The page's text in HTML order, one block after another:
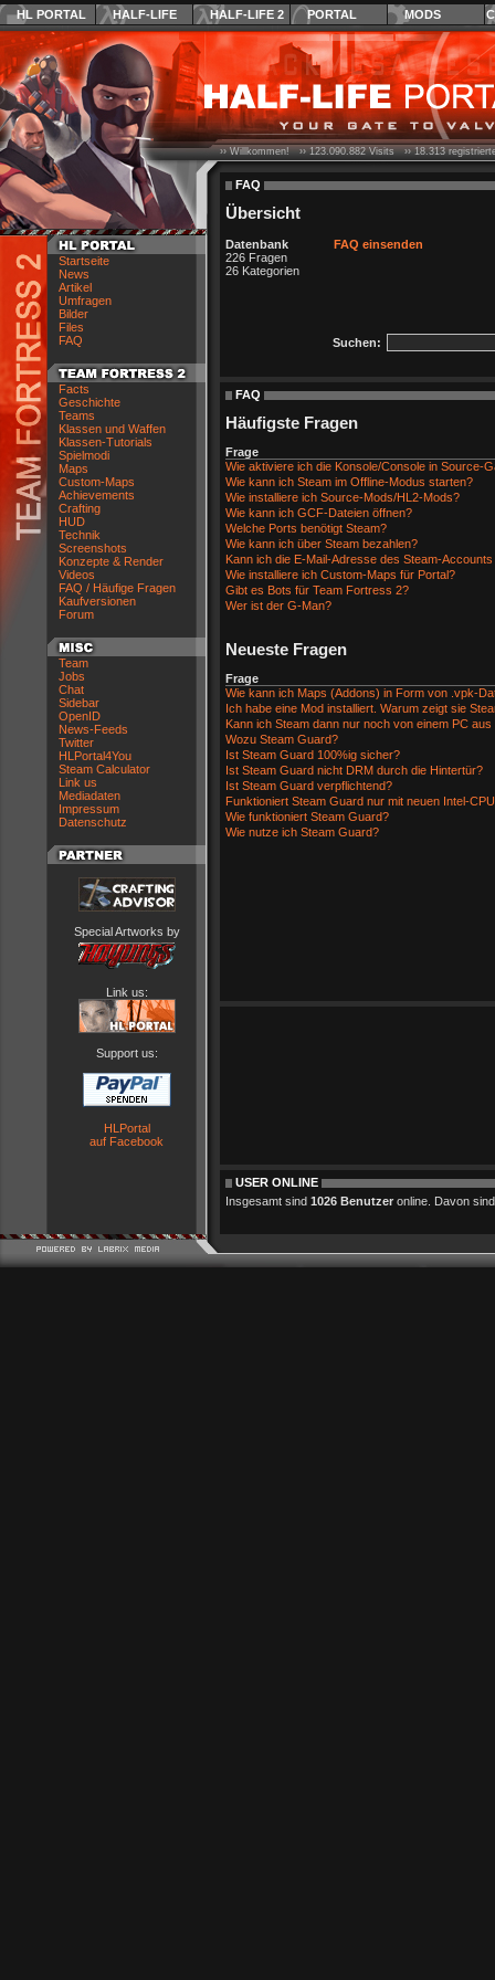
HL PORTAL HALF-LIFE HALF-LIFE 2 PORTAL MODS
Startseite
News
Artikel
Umfragen
Bilder
Files
FAQ
Facts
Geschichte
Teams
Klassen und Waffen
Klassen-Tutorials
Spielmodi
Maps
Custom-Maps
Achievements
Crafting
HUD
Technik
Screenshots
Konzepte & Render
Videos
FAQ / Häufige Fragen
Kaufversionen
Forum
Team
Jobs
Chat
Sidebar
OpenID
News-Feeds
Twitter
HLPortal4You
Steam Calculator
Link us
Mediadaten
Impressum
Datenschutz
Special Artworks by
Link us:
Support us:
HLPortal
auf Facebook
›› Willkommen! ››123.090.882Visits ››18.313
FAQ
Übersicht
Datenbank
FAQ einsenden
226 Fragen
26 Kategorien
Suchen:
FAQ
Häufigste Fragen
Frage
Wie aktiviere ich die Konsole/Console in Source-
Wie kann ich Steam im Offline-Modus starten?
Wie installiere ich Source-Mods/HL2-Mods?
Wie kann ich GCF-Dateien öffnen?
Welche Ports benötigt Steam?
Wie kann ich über Steam bezahlen?
Kann ich die E-Mail-Adresse des Steam-
Wie installiere ich Custom-Maps für Portal?
Gibt es Bots für Team Fortress 2?
Wer ist der G-Man?
Neueste Fragen
Frage
Wie kann ich Maps (Addons) in Form von .vpk-
Ich habe eine Mod installiert. Warum zeigt sie
Kann ich Steam dann nur noch von einem PC aus
Wozu Steam Guard?
Ist Steam Guard 100%ig sicher?
Ist Steam Guard nicht DRM durch die Hintertür?
Ist Steam Guard verpflichtend?
Funktioniert Steam Guard nur mit neuen Intel-
Wie funktioniert Steam Guard?
Wie nutze ich Steam Guard?
USER ONLINE
Insgesamt sind 1026 Benutzer online. Davon